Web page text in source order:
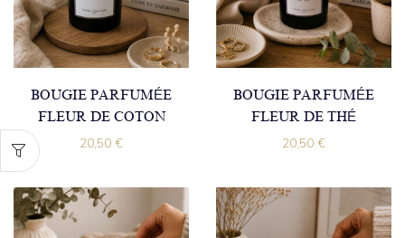
BOUGIE PARFUMÉE
FLEUR DE COTON
20,50 €
BOUGIE PARFUMÉE
FLEUR DE THÉ
20,50 €